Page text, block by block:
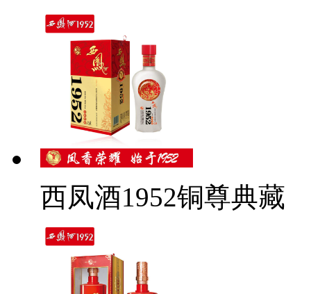
西凤酒1952铜尊典藏